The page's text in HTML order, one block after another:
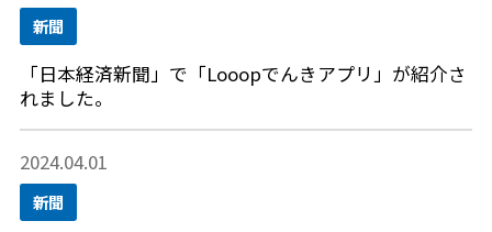
新聞
「日本経済新聞」で「Looopでんきアプリ」が紹介さ
れました。
2024.04.01
新聞